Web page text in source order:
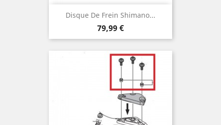
Disque De Frein Shimano...
Prix
79,99 €